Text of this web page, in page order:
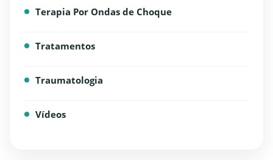
Terapia Por Ondas de Choque
Tratamentos
Traumatologia
Vídeos